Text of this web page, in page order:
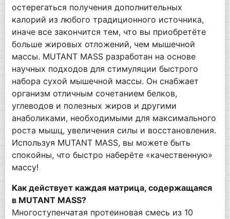
остерегаться получения дополнительных
калорий из любого традиционного источника,
иначе все закончится тем, что вы приобретёте
больше жировых отложений, чем мышечной
массы. MUTANT MASS разработан на основе
научных подходов для стимуляции быстрого
набора сухой мышечной массы. Он снабжает
организм отличным сочетанием белков,
углеводов и полезных жиров и другими
анаболиками, необходимыми для максимального
роста мышц, увеличения силы и восстановления.
Используя MUTANT MASS, вы можете быть
спокойны, что быстро наберёте «качественную»
массу!
Как действует каждая матрица, содержащаяся
в MUTANT MASS?
Многоступенчатая протеиновая смесь из 10